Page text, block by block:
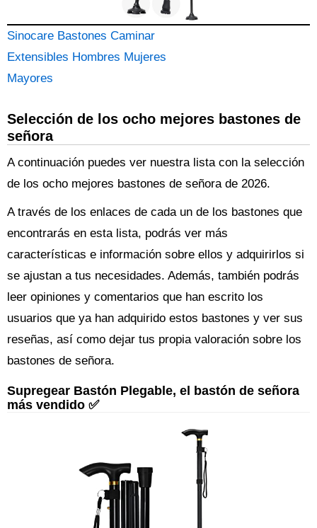
Sinocare Bastones Caminar
Extensibles Hombres Mujeres
Mayores
Selección de los ocho mejores bastones de
señora
A continuación puedes ver nuestra lista con la selección
de los ocho mejores bastones de señora de 2026.
A través de los enlaces de cada un de los bastones que
encontrarás en esta lista, podrás ver más
características e información sobre ellos y adquirirlos si
se ajustan a tus necesidades. Además, también podrás
leer opiniones y comentarios que han escrito los
usuarios que ya han adquirido estos bastones y ver sus
reseñas, así como dejar tus propia valoración sobre los
bastones de señora.
Supregear Bastón Plegable, el bastón de señora
más vendido ✅